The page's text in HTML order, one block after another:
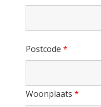
Postcode *
Woonplaats *